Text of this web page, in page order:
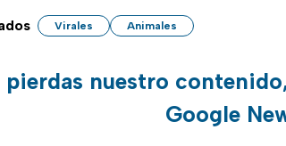
Virales Animales
pierdas nuestro
Google